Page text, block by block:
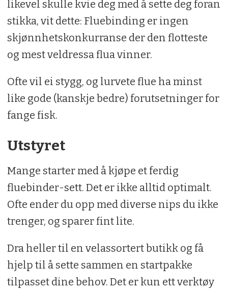
likevel skulle kvie deg med å sette deg foran
stikka, vit dette: Fluebinding er ingen
skjønnhetskonkurranse der den flotteste
og mest veldressa flua vinner.
Ofte vil ei stygg, og lurvete flue ha minst
like gode (kanskje bedre) forutsetninger for
fange fisk.
Utstyret
Mange starter med å kjøpe et ferdig
fluebinder-sett. Det er ikke alltid optimalt.
Ofte ender du opp med diverse nips du ikke
trenger, og sparer fint lite.
Dra heller til en velassortert butikk og få
hjelp til å sette sammen en startpakke
tilpasset dine behov. Det er kun ett verktøy